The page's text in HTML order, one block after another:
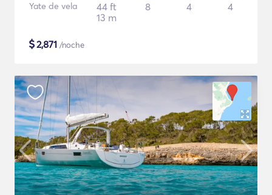
Yate de vela
44 ft
13 m
8 4 4
$2,871 /noche